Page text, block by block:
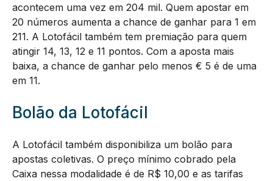
acontecem uma vez em 204 mil. Quem apostar em
20 números aumenta a chance de ganhar para 1 em
211. A Lotofácil também tem premiação para quem
atingir 14, 13, 12 e 11 pontos. Com a aposta mais
baixa, a chance de ganhar pelo menos € 5 é de uma
em 11.
Bolão da Lotofácil
A Lotofácil também disponibiliza um bolão para
apostas coletivas. O preço mínimo cobrado pela
Caixa nessa modalidade é de R$ 10,00 e as tarifas